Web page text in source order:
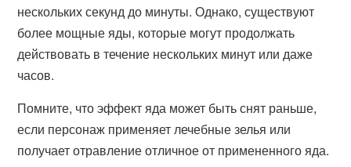
нескольких секунд до минуты. Однако, существуют
более мощные яды, которые могут продолжать
действовать в течение нескольких минут или даже
часов.
Помните, что эффект яда может быть снят раньше,
если персонаж применяет лечебные зелья или
получает отравление отличное от примененного яда.